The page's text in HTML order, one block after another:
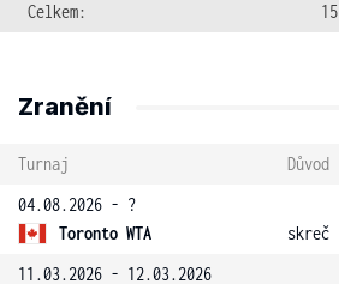
Celkem:
15
Zranění
Turnaj
Důvod
04.08.2026 - ?
Toronto WTA
skreč
11.03.2026 - 12.03.2026